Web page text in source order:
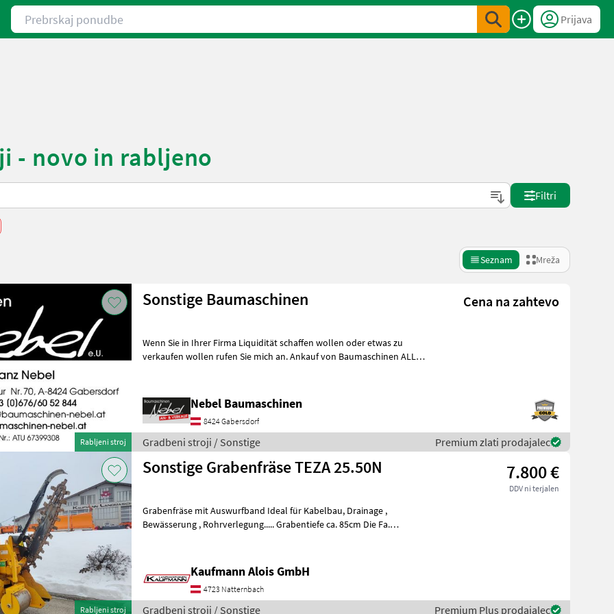
Prebrskaj ponudbe
Prijava
- novo in rabljeno
Filtri
Seznam Mreža
Rabljeni stroj
Sonstige Baumaschinen Cena na zahtevo
Wenn Sie in Ihrer Firma Liquidität schaffen wollen oder etwas zu
verkaufen wollen rufen Sie mich an. Ankauf von Baumaschinen ALLER
Nebel Baumaschinen
8424 Gabersdorf
Gradbeni stroji / Sonstige Premium zlati prodajalec
Rabljeni stroj
Sonstige Grabenfräse TEZA 25.50N 7.800 €
DDV ni terjalen
Grabenfräse mit Auswurfband Ideal für Kabelbau, Drainage ,
Bewässerung , Rohrverlegung..... Grabentiefe ca. 85cm Die Fa.
Kaufmann Alois GmbH
4723 Natternbach
Gradbeni stroji / Sonstige Premium Plus prodajalec